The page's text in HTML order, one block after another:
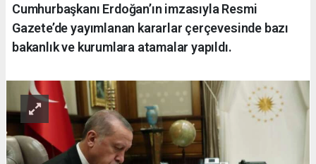
Cumhurbaşkanı Erdoğan’ın imzasıyla Resmi
Gazete’de yayımlanan kararlar çerçevesinde bazı
bakanlık ve kurumlara atamalar yapıldı.